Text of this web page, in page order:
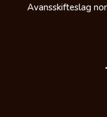
Avansskifteslag